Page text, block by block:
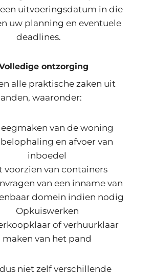
uitvoeringsdatum in die
uw planning en eventuele
deadlines.
ontzorging
alle praktische zaken uit
waaronder:
van de woning
en afvoer van
inboedel
voorzien van containers
van een inname van
domein indien nodig
Opkuiswerken
of verhuurklaar
maken van het pand
niet zelf verschillende